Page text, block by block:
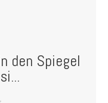
den Spiegel